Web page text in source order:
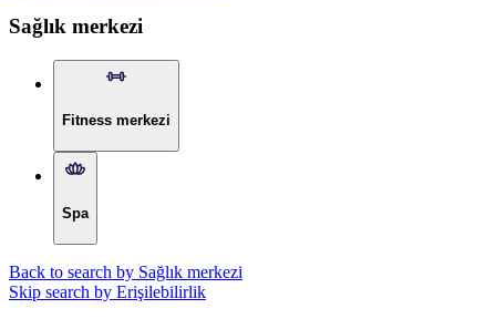
Sağlık merkezi
Fitness merkezi
Spa
Back to search by Sağlık merkezi
Skip search by Erişilebilirlik